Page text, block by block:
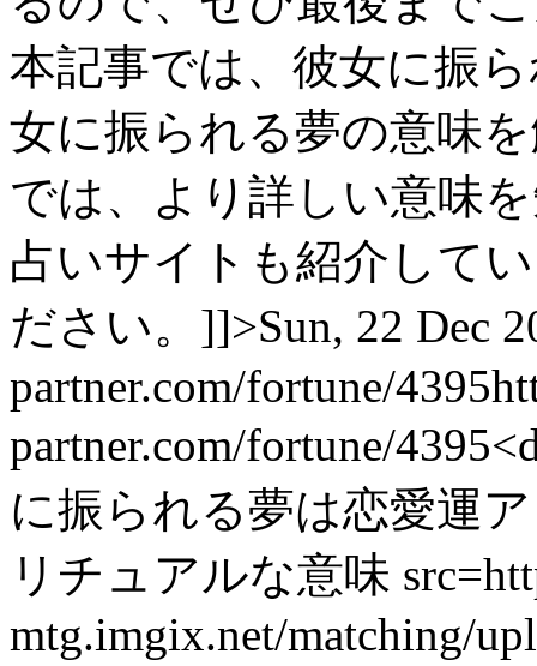
本記事では、彼女に振
女に振られる夢の意味
では、より詳しい意味
占いサイトも紹介して
ださい。]]>Sun, 22 Dec
partner.com/fortune/4395
partner.com/fortune/4395
に振られる夢は恋愛運
リチュアルな意味
mtg.imgix.net/matching/